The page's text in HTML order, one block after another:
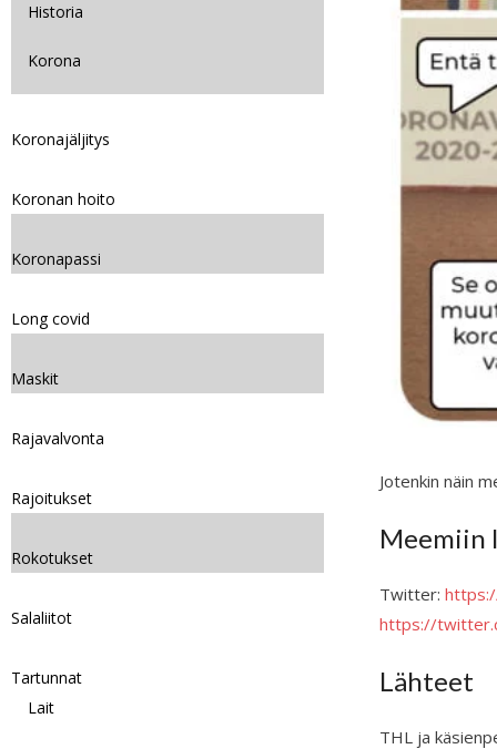
Jotenkin näin
Meemiin
Twitter:
https://
Lähteet
THL ja
Historia
Korona
Koronajäljitys
Koronan hoito
Koronapassi
Long covid
Maskit
Rajavalvonta
Rajoitukset
Rokotukset
Salaliitot
Tartunnat
Lait